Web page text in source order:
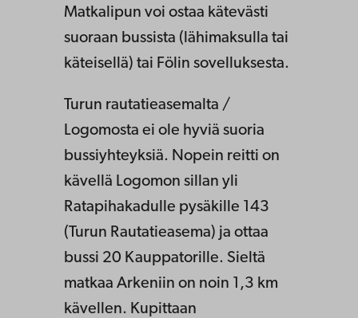
Matkalipun voi ostaa kätevästi
suoraan bussista (lähimaksulla tai
käteisellä) tai Fölin sovelluksesta.
Turun rautatieasemalta /
Logomosta ei ole hyviä suoria
bussiyhteyksiä. Nopein reitti on
kävellä Logomon sillan yli
Ratapihakadulle pysäkille 143
(Turun Rautatieasema) ja ottaa
bussi 20 Kauppatorille. Sieltä
matkaa Arkeniin on noin 1,3 km
kävellen. Kupittaan